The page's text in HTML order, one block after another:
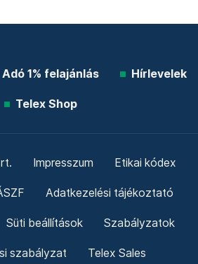
Adó 1% felajánlás Hírlevelek
Telex Shop
Impresszum Etikai kódex
Adatkezelési tájékoztató
Süti beállítások Szabályzatok
szabályzat Telex Sales